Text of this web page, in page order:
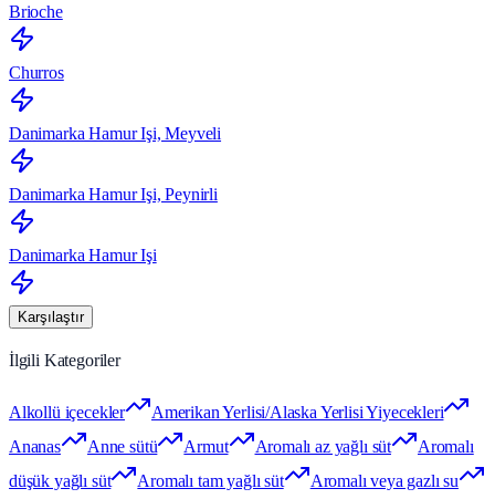
Brioche
Churros
Danimarka Hamur Işi, Meyveli
Danimarka Hamur Işi, Peynirli
Danimarka Hamur Işi
Karşılaştır
İlgili Kategoriler
Alkollü içecekler
Amerikan Yerlisi/Alaska Yerlisi Yiyecekleri
Ananas
Anne sütü Armut Aromalı az yağlı süt
Aromalı
düşük yağlı süt
Aromalı tam yağlı süt
Aromalı veya gazlı su